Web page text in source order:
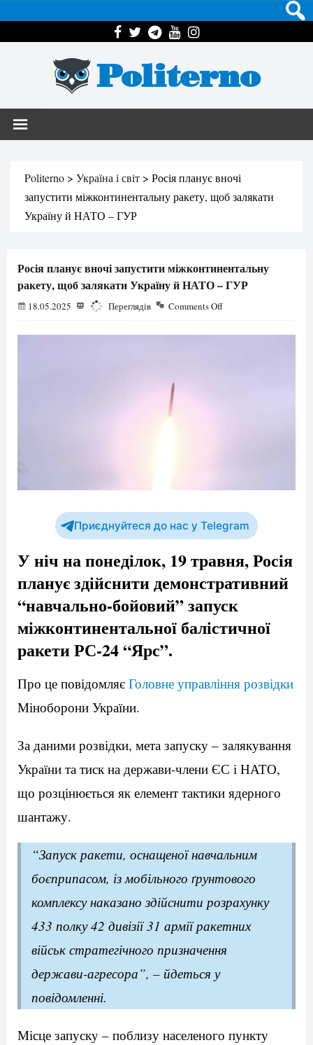
Politerno
Politerno > Україна і світ > Росія планує вночі
запустити міжконтинентальну ракету, щоб залякати
Україну й НАТО – ГУР
Росія планує вночі запустити міжконтинентальну
ракету, щоб залякати Україну й НАТО – ГУР
18.05.2025 3501 Переглядів Comments Off
Приєднуйтеся до нас у Telegram
У ніч на понеділок, 19 травня, Росія
планує здійснити демонстративний
“навчально-бойовий” запуск
міжконтинентальної балістичної
ракети РС-24 “Ярс”.
Про це повідомляє Головне управління розвідки
Міноборони України.
За даними розвідки, мета запуску – залякування
України та тиск на держави-члени ЄС і НАТО,
що розцінюється як елемент тактики ядерного
шантажу.
“Запуск ракети, оснащеної навчальним
боєприпасом, із мобільного ґрунтового
комплексу наказано здійснити розрахунку
433 полку 42 дивізії 31 армії ракетних
військ стратегічного призначення
держави-агресора”, – йдеться у
повідомленні.
Місце запуску – поблизу населеного пункту